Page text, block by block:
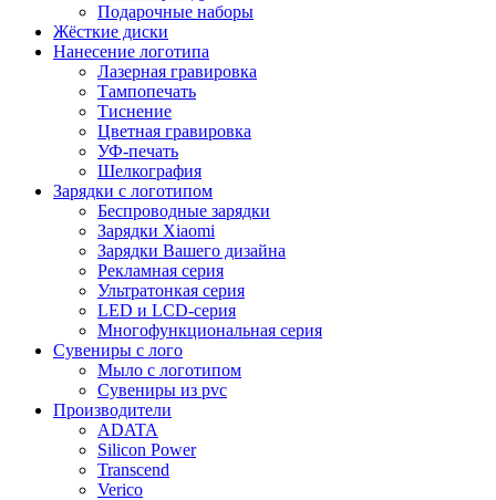
Подарочные наборы
Жёсткие диски
Нанесение логотипа
Лазерная гравировка
Тампопечать
Тиснение
Цветная гравировка
УФ-печать
Шелкография
Зарядки с логотипом
Беспроводные зарядки
Зарядки Xiaomi
Зарядки Вашего дизайна
Рекламная серия
Ультратонкая серия
LED и LCD-серия
Многофункциональная серия
Сувениры с лого
Мыло с логотипом
Сувениры из pvc
Производители
ADATA
Silicon Power
Transcend
Verico